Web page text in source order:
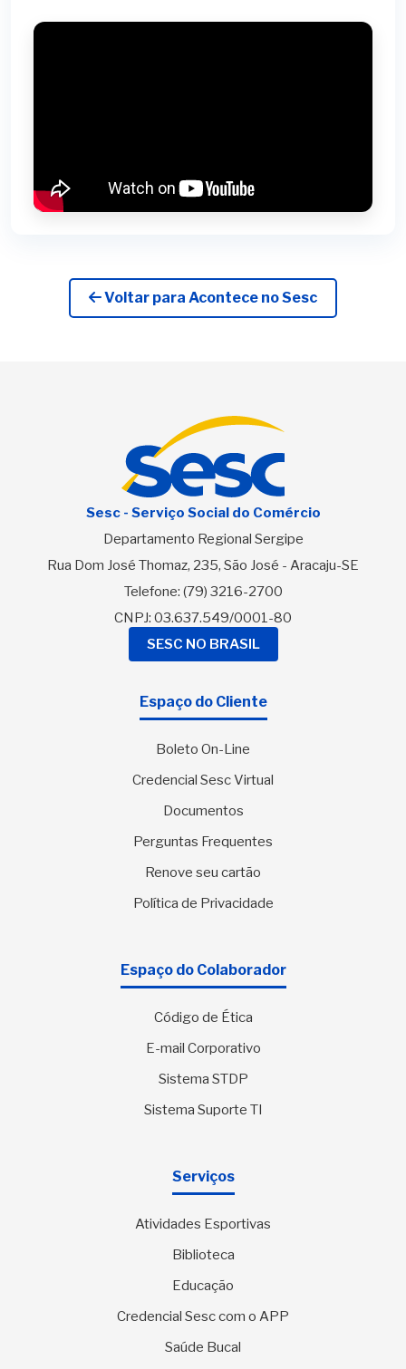
Voltar para Acontece no Sesc
Sesc - Serviço Social do Comércio
Departamento Regional Sergipe
Rua Dom José Thomaz, 235, São José - Aracaju-SE
Telefone: (79) 3216-2700
CNPJ: 03.637.549/0001-80
SESC NO BRASIL
Espaço do Cliente
Boleto On-Line
Credencial Sesc Virtual
Documentos
Perguntas Frequentes
Renove seu cartão
Política de Privacidade
Espaço do Colaborador
Código de Ética
E-mail Corporativo
Sistema STDP
Sistema Suporte TI
Serviços
Atividades Esportivas
Biblioteca
Educação
Credencial Sesc com o APP
Saúde Bucal